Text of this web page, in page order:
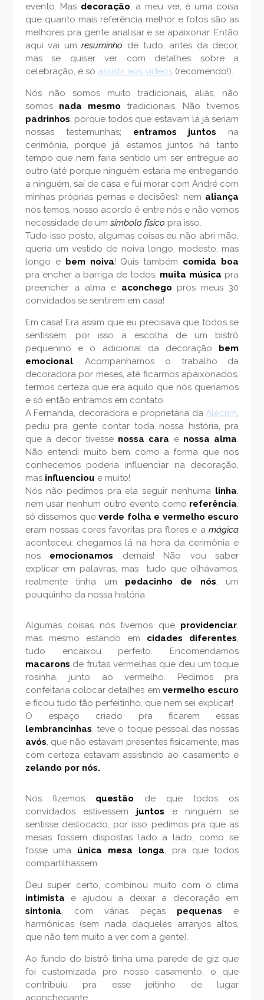
evento. Mas decoração, a meu ver, é uma coisa
que quanto mais referência melhor e fotos são as
melhores pra gente analisar e se apaixonar. Então
aqui vai umresuminho de tudo, antes da decor,
mas se quiser ver com detalhes sobre a
celebração, é só assistir aos vídeos(recomendo!).
Nós não somos muito tradicionais, aliás, não
somos nada mesmo tradicionais. Não tivemos
padrinhos, porque todos que estavam lá já seriam
nossas testemunhas; entramos juntos na
cerimônia, porque já estamos juntos há tanto
tempo que nem faria sentido um ser entregue ao
outro (até porque ninguém estaria me entregando
a ninguém, saí de casa e fui morar com André com
minhas próprias pernas e decisões); nem aliança
nós temos, nosso acordo é entre nós e não vemos
necessidade de um símbolo físico pra isso.
Tudo isso posto, algumas coisas eu não abri mão,
queria um vestido de noiva longo, modesto, mas
longo e bem noiva! Quis também comida boa
pra encher a barriga de todos, muita música pra
preencher a alma e aconchego pros meus 30
convidados se sentirem em casa!
Em casa! Era assim que eu precisava que todos se
sentissem, por isso a escolha de um bistrô
pequenino e o adicional da decoração bem
emocional. Acompanhamos o trabalho da
decoradora por meses, até ficarmos apaixonados,
termos certeza que era aquilo que nós queríamos
e só então entramos em contato.
A Fernanda, decoradora e proprietária daAlecrim,
pediu pra gente contar toda nossa história, pra
que a decor tivesse nossa cara e nossa alma.
Não entendi muito bem como a forma que nos
conhecemos poderia influenciar na decoração,
mas influenciou e muito!
Nós não pedimos pra ela seguir nenhuma linha,
nem usar nenhum outro evento como referência,
só dissemos queverde folha e vermelho escuro
eram nossas cores favoritas pra flores e amágica
aconteceu: chegamos lá na hora da cerimônia e
nos emocionamos demais! Não vou saber
explicar em palavras, mas tudo que olhávamos,
realmente tinha um pedacinho de nós, um
pouquinho da nossa história.
Algumas coisas nós tivemos que providenciar,
mas mesmo estando em cidades diferentes,
tudo encaixou perfeito. Encomendamos
macarons de frutas vermelhas que deu um toque
rosinha, junto ao vermelho. Pedimos pra
confeitaria colocar detalhes emvermelho escuro
e ficou tudo tão perfeitinho, que nem sei explicar!
O espaço criado pra ficarem essas
lembrancinhas, teve o toque pessoal das nossas
avós, que não estavam presentes fisicamente, mas
com certeza estavam assistindo ao casamento e
zelando por nós.
Nós fizemos questão de que todos os
convidados estivessem juntos e ninguém se
sentisse deslocado, por isso pedimos pra que as
mesas fossem dispostas lado a lado, como se
fosse uma única mesa longa, pra que todos
compartilhassem.
Deu super certo, combinou muito com o clima
intimista e ajudou a deixar a decoração em
sintonia, com várias peças pequenas e
harmônicas (sem nada daqueles arranjos altos,
que não tem muito a ver com a gente).
Ao fundo do bistrô tinha uma parede de giz que
foi customizada pro nosso casamento, o que
contribuiu pra esse jeitinho de lugar
aconchegante.